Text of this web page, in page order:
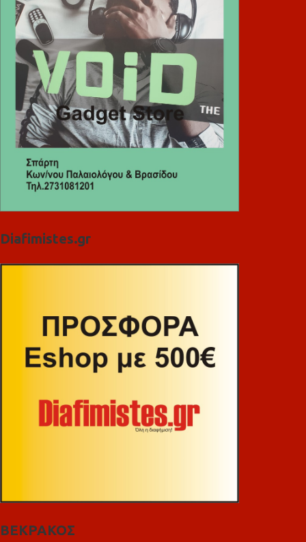
Diafimistes.gr
ΒΕΚΡΑΚΟΣ